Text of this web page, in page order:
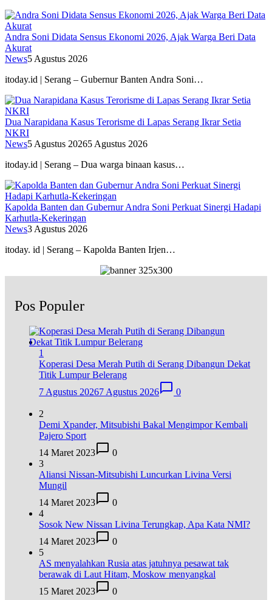
Andra Soni Didata Sensus Ekonomi 2026, Ajak Warga Beri Data
Akurat
News5 Agustus 2026
itoday.id | Serang – Gubernur Banten Andra Soni…
Dua Narapidana Kasus Terorisme di Lapas Serang Ikrar Setia
NKRI
News5 Agustus 20265 Agustus 2026
itoday.id | Serang – Dua warga binaan kasus…
Kapolda Banten dan Gubernur Andra Soni Perkuat Sinergi Hadapi
Karhutla-Kekeringan
News3 Agustus 2026
itoday. id | Serang – Kapolda Banten Irjen…
Pos Populer
1
Koperasi Desa Merah Putih di Serang Dibangun Dekat
Titik Lumpur Belerang
7 Agustus 20267 Agustus 2026 0
2
Demi Xpander, Mitsubishi Bakal Mengimpor Kembali
Pajero Sport
14 Maret 2023
0
3
Aliansi Nissan-Mitsubishi Luncurkan Livina Versi
Mungil
14 Maret 2023
0
4
Sosok New Nissan Livina Terungkap, Apa Kata NMI?
14 Maret 2023
0
5
AS menyalahkan Rusia atas jatuhnya pesawat tak
berawak di Laut Hitam, Moskow menyangkal
15 Maret 2023
0